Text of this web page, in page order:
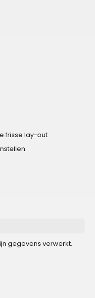
frisse lay-out
gegevens verwerkt.